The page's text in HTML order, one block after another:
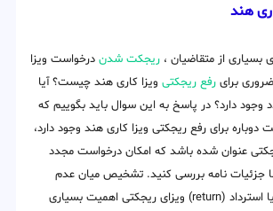
هند
بسیاری از متقاضیان ، ریجکت شدن درخواست ویزا
برای رفع ریجکتی ویزا کاری هند چیست؟ آیا
دارد؟ در پاسخ به این سوال باید بگوییم که
دوباره برای رفع ریجکتی ویزا کاری هند وجود دارد،
عنوان شده باشد که امکان درخواست مجدد
جزئیات نامه بررسی کنید. تشخیص میان عدم
پذیرش (refusal) و یا استرداد (return) ویزای ریجکتی اهمیت بسیاری